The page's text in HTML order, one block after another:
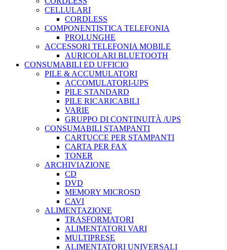
CELLULARI
CORDLESS
COMPONENTISTICA TELEFONIA
PROLUNGHE
ACCESSORI TELEFONIA MOBILE
AURICOLARI BLUETOOTH
CONSUMABILI ED UFFICIO
PILE & ACCUMULATORI
ACCOMULATORI-UPS
PILE STANDARD
PILE RICARICABILI
VARIE
GRUPPO DI CONTINUITÀ /UPS
CONSUMABILI STAMPANTI
CARTUCCE PER STAMPANTI
CARTA PER FAX
TONER
ARCHIVIAZIONE
CD
DVD
MEMORY MICROSD
CAVI
ALIMENTAZIONE
TRASFORMATORI
ALIMENTATORI VARI
MULTIPRESE
ALIMENTATORI UNIVERSALI